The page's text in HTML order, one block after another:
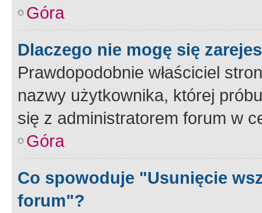
Góra
Dlaczego nie mogę się
Prawdopodobnie właściciel
nazwy użytkownika, której
się z administratorem forum w
Góra
Co spowoduje "Usunięcie
forum"?